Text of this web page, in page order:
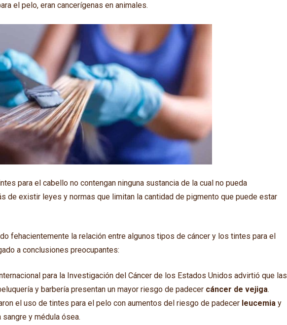
el pelo, eran cancerígenas en animales.
para el cabello no contengan ninguna sustancia de la cual no pueda
de existir leyes y normas que limitan la cantidad de pigmento que puede estar
fehacientemente la relación entre algunos tipos de cáncer y los tintes para el
a conclusiones preocupantes:
para la Investigación del Cáncer de los Estados Unidos advirtió que las
y barbería presentan un mayor riesgo de padecer cáncer de vejiga.
el uso de tintes para el pelo con aumentos del riesgo de padecer leucemia y
y médula ósea.